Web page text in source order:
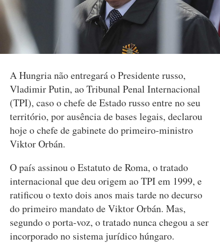
A Hungria não entregará o Presidente russo,
Vladimir Putin, ao Tribunal Penal Internacional
(TPI), caso o chefe de Estado russo entre no seu
território, por ausência de bases legais, declarou
hoje o chefe de gabinete do primeiro-ministro
Viktor Orbán.
O país assinou o Estatuto de Roma, o tratado
internacional que deu origem ao TPI em 1999, e
ratificou o texto dois anos mais tarde no decurso
do primeiro mandato de Viktor Orbán. Mas,
segundo o porta-voz, o tratado nunca chegou a ser
incorporado no sistema jurídico húngaro.